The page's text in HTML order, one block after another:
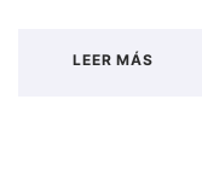
LEER MÁS